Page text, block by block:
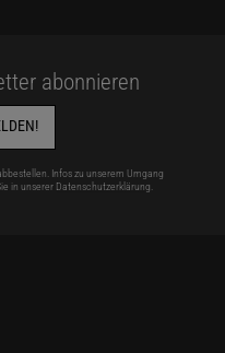
abonnieren
Infos zu unserem Umgang
in unserer Datenschutzerklärung